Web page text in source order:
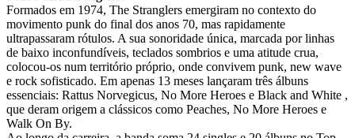
Formados em 1974, The Stranglers emergiram no contexto do
movimento punk do final dos anos 70, mas rapidamente
ultrapassaram rótulos. A sua sonoridade única, marcada por linhas
de baixo inconfundíveis, teclados sombrios e uma atitude crua,
colocou-os num território próprio, onde convivem punk, new wave
e rock sofisticado. Em apenas 13 meses lançaram três álbuns
essenciais: Rattus Norvegicus, No More Heroes e Black and White ,
que deram origem a clássicos como Peaches, No More Heroes e
Walk On By.